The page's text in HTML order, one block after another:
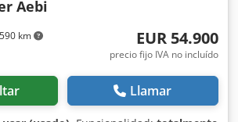
km
Aebi
EUR 54.900
precio fijo IVA no incluído
Llamar